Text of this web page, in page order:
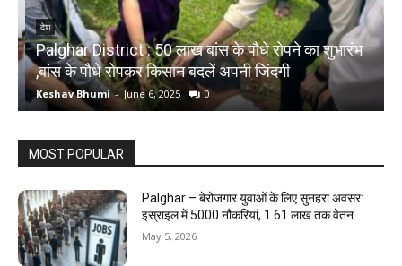
देश
Palghar District : 50 लाख बांस के पौधे रोपने का शुभारंभ
,बांस के पौधे रोपकर किसान बदलें अपनी जिंदगी
Keshav Bhumi - June 6, 2025 0
MOST POPULAR
Palghar – बेरोजगार युवाओं के लिए सुनहरा अवसर:
इस्राइल में 5000 नौकरियां, ₹1.61 लाख तक वेतन
May 5, 2026